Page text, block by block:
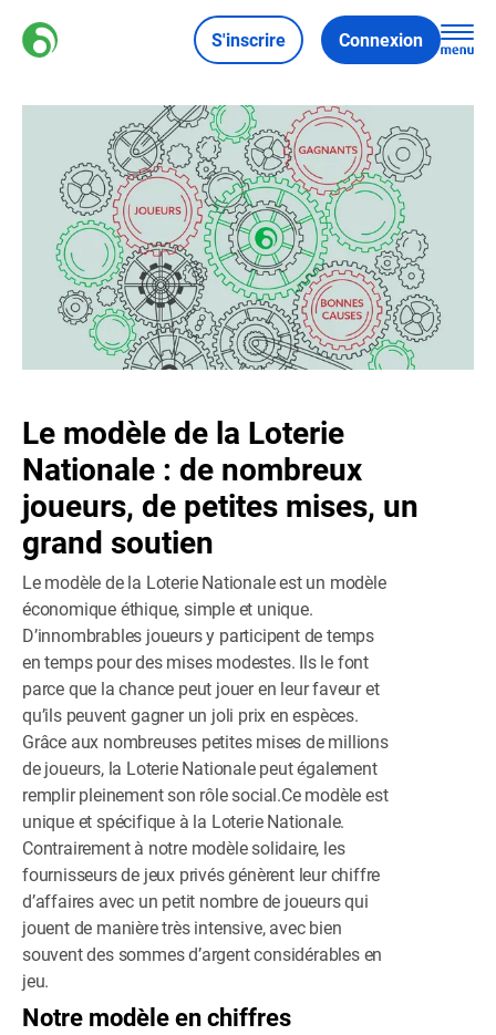
S'inscrire Connexion
Le modèle de la Loterie
Nationale : de nombreux
joueurs, de petites mises, un
grand soutien
Le modèle de la Loterie Nationale est un modèle
économique éthique, simple et unique.
D’innombrables joueurs y participent de temps
en temps pour des mises modestes. Ils le font
parce que la chance peut jouer en leur faveur et
qu’ils peuvent gagner un joli prix en espèces.
Grâce aux nombreuses petites mises de millions
de joueurs, la Loterie Nationale peut également
remplir pleinement son rôle social.Ce modèle est
unique et spécifique à la Loterie Nationale.
Contrairement à notre modèle solidaire, les
fournisseurs de jeux privés génèrent leur chiffre
d’affaires avec un petit nombre de joueurs qui
jouent de manière très intensive, avec bien
souvent des sommes d’argent considérables en
jeu.
Notre modèle en chiffres